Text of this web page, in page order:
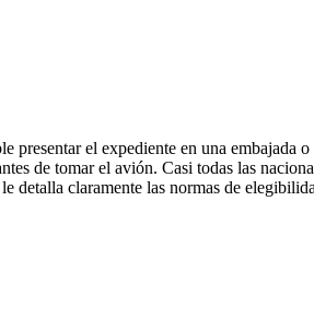
el expediente en una
de tomar el avión. Casi todas las
claramente las normas de